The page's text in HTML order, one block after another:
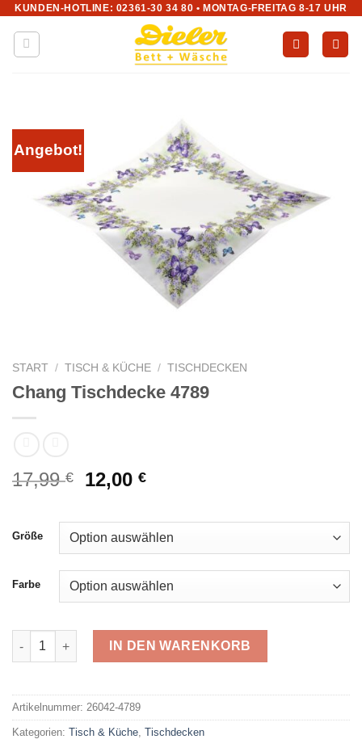
Zum
Inhalt
springen
KUNDEN-HOTLINE: 02361-30 34 80 • MONTAG-FREITAG 8-17 UHR
Angebot!
START / TISCH & KÜCHE / TISCHDECKEN
Chang Tischdecke 4789
17,99€
Ursprünglicher
war:
17,99 €
12,00€Aktueller
ist:
12,00 €.
Größe
Farbe
Chang Tischdecke 4789 Menge
IN DEN WARENKORB
Artikelnummer: 26042-4789
Kategorien: Tisch & Küche, Tischdecken